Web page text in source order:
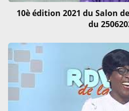
10è édition 2021 du Salon
du